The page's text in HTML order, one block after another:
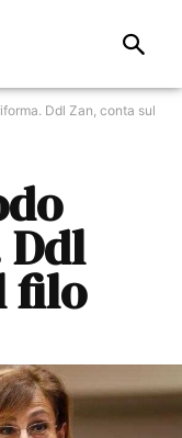
Ddl Zan, conta sul
filo